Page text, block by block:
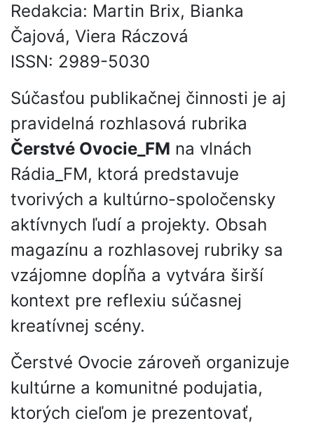
Redakcia: Martin Brix, Bianka
Čajová, Viera Ráczová
ISSN: 2989-5030
Súčasťou publikačnej činnosti je aj
pravidelná rozhlasová rubrika
Čerstvé Ovocie_FM na vlnách
Rádia_FM, ktorá predstavuje
tvorivých a kultúrno-spoločensky
aktívnych ľudí a projekty. Obsah
magazínu a rozhlasovej rubriky sa
vzájomne dopĺňa a vytvára širší
kontext pre reflexiu súčasnej
kreatívnej scény.
Čerstvé Ovocie zároveň organizuje
kultúrne a komunitné podujatia,
ktorých cieľom je prezentovať,